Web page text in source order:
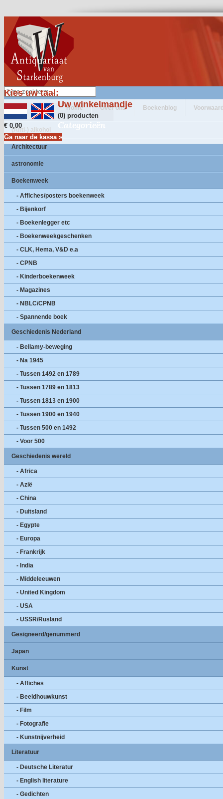
Kies uw taal:
Uw winkelmandje
(0) producten
€ 0,00
Ga naar de kassa »
Home Over ons Boekenblog
Categorieën
(Anti-) alkohol
Architectuur
astronomie
Boekenweek
- Affiches/posters boekenweek
- Bijenkorf
- Boekenlegger etc
- Boekenweekgeschenken
- CLK, Hema, V&D e.a
- CPNB
- Kinderboekenweek
- Magazines
- NBLC/CPNB
- Spannende boek
Geschiedenis Nederland
- Bellamy-beweging
- Na 1945
- Tussen 1492 en 1789
- Tussen 1789 en 1813
- Tussen 1813 en 1900
- Tussen 1900 en 1940
- Tussen 500 en 1492
- Voor 500
Geschiedenis wereld
- Africa
- Azië
- China
- Duitsland
- Egypte
- Europa
- Frankrijk
- India
- Middeleeuwen
- United Kingdom
- USA
- USSR/Rusland
Gesigneerd/genummerd
Japan
Kunst
- Affiches
- Beeldhouwkunst
- Film
- Fotografie
- Kunstnijverheid
Literatuur
- Deutsche Literatur
- English literature
- Gedichten